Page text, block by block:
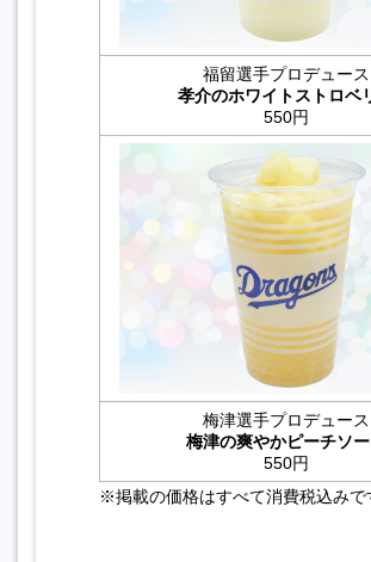
福留選手プロデュース
孝介のホワイトストロベ
550円
梅津選手プロデュース
梅津の爽やかピーチソ
550円
※掲載の価格はすべて消費税込みで